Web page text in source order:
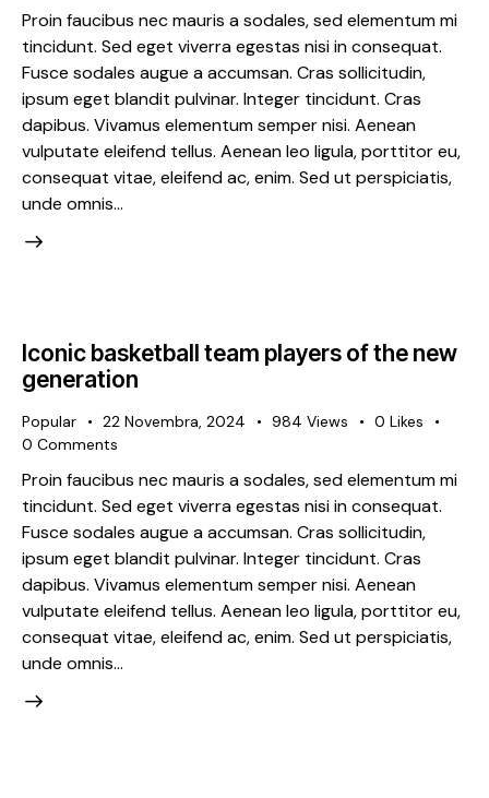
Proin faucibus nec mauris a sodales, sed elementum mi
tincidunt. Sed eget viverra egestas nisi in consequat.
Fusce sodales augue a accumsan. Cras sollicitudin,
ipsum eget blandit pulvinar. Integer tincidunt. Cras
dapibus. Vivamus elementum semper nisi. Aenean
vulputate eleifend tellus. Aenean leo ligula, porttitor eu,
consequat vitae, eleifend ac, enim. Sed ut perspiciatis,
unde omnis…
Iconic basketball team players of the new
generation
Popular 22 Novembra, 2024 984 Views 0 Likes
0 Comments
Proin faucibus nec mauris a sodales, sed elementum mi
tincidunt. Sed eget viverra egestas nisi in consequat.
Fusce sodales augue a accumsan. Cras sollicitudin,
ipsum eget blandit pulvinar. Integer tincidunt. Cras
dapibus. Vivamus elementum semper nisi. Aenean
vulputate eleifend tellus. Aenean leo ligula, porttitor eu,
consequat vitae, eleifend ac, enim. Sed ut perspiciatis,
unde omnis…